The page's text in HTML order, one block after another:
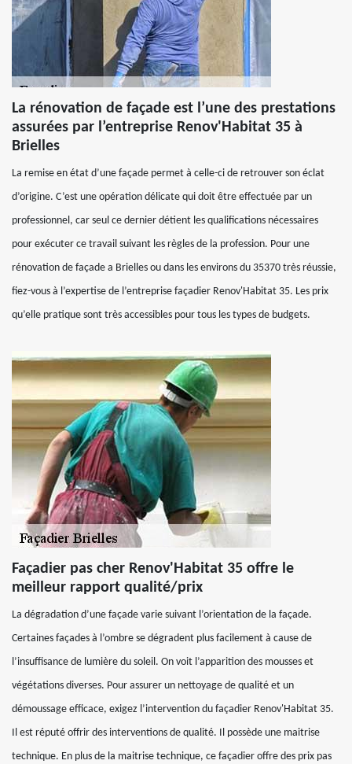
La rénovation de façade est l’une des prestations
assurées par l’entreprise Renov'Habitat 35 à
Brielles
La remise en état d’une façade permet à celle-ci de retrouver son éclat
d’origine. C’est une opération délicate qui doit être effectuée par un
professionnel, car seul ce dernier détient les qualifications nécessaires
pour exécuter ce travail suivant les règles de la profession. Pour une
rénovation de façade a Brielles ou dans les environs du 35370 très réussie,
fiez-vous à l’expertise de l’entreprise façadier Renov'Habitat 35. Les prix
qu’elle pratique sont très accessibles pour tous les types de budgets.
Façadier pas cher Renov'Habitat 35 offre le
meilleur rapport qualité/prix
La dégradation d’une façade varie suivant l’orientation de la façade.
Certaines façades à l’ombre se dégradent plus facilement à cause de
l’insuffisance de lumière du soleil. On voit l’apparition des mousses et
végétations diverses. Pour assurer un nettoyage de qualité et un
démoussage efficace, exigez l’intervention du façadier Renov'Habitat 35.
Il est réputé offrir des interventions de qualité. Il possède une maitrise
technique. En plus de la maitrise technique, ce façadier offre des prix pas